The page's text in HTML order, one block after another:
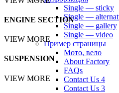
Single — sticky
Single —
Single — gallery
Single — video
Пример страницы
Мото, вело
About Factory
FAQs
Contact Us 4
Contact Us 3
ENGINE SECTION
VIEW MORE
SUSPENSION
VIEW MORE